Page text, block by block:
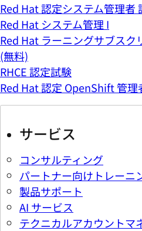
Red Hat 認定システム管理者
Red Hat システム管理 I
Red Hat ラーニングサブスク
(無料)
RHCE 認定試験
Red Hat 認定 OpenShift 管理
サービス
コンサルティング
パートナー向けトレーニ
製品サポート
AI サービス
テクニカルアカウントマ